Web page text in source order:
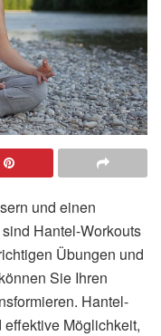
und einen
Hantel-Workouts
Übungen und
Sie Ihren
Hantel-
Möglichkeit,